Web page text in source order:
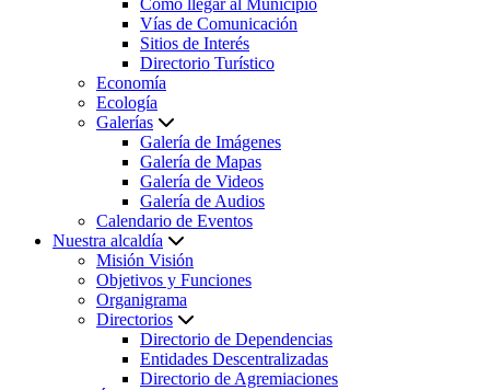
Cómo llegar al Municipio
Vías de Comunicación
Sitios de Interés
Directorio Turístico
Economía
Ecología
Galerías
Galería de Imágenes
Galería de Mapas
Galería de Videos
Galería de Audios
Calendario de Eventos
Nuestra alcaldía
Misión Visión
Objetivos y Funciones
Organigrama
Directorios
Directorio de Dependencias
Entidades Descentralizadas
Directorio de Agremiaciones